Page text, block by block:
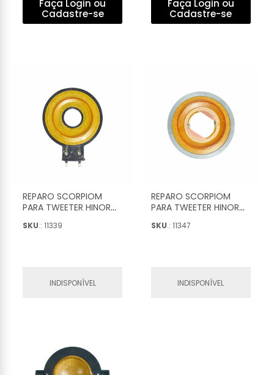
Faça Login ou
Cadastre-se
Faça Login ou
Cadastre-se
REPARO SCORPIOM
PARA TWEETER HINOR
025
SKU.: 11339
INDISPONÍVEL
REPARO SCORPIOM
PARA TWEETER HINOR
300WRMS COMPLETO -
SKU.: 11347
INDISPONÍVEL